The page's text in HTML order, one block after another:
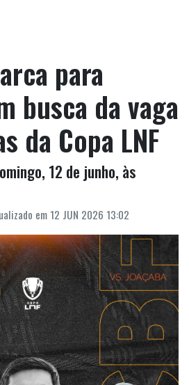
para
busca da vaga
da Copa LNF
12 de junho, às
em 12 JUN 2026 13:02